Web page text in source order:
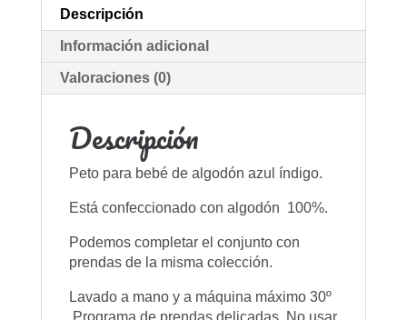
Descripción
Información adicional
Valoraciones (0)
Descripción
Peto para bebé de algodón azul índigo.
Está confeccionado con algodón 100%.
Podemos completar el conjunto con
prendas de la misma colección.
Lavado a mano y a máquina máximo 30º
.Programa de prendas delicadas. No usar